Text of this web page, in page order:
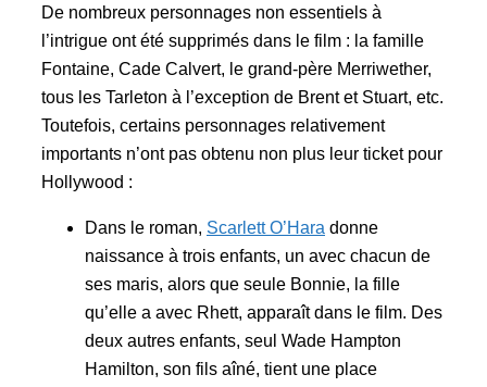
De nombreux personnages non essentiels à
l’intrigue ont été supprimés dans le film : la famille
Fontaine, Cade Calvert, le grand-père Merriwether,
tous les Tarleton à l’exception de Brent et Stuart, etc.
Toutefois, certains personnages relativement
importants n’ont pas obtenu non plus leur ticket pour
Hollywood :
Dans le roman, Scarlett O’Hara donne
naissance à trois enfants, un avec chacun de
ses maris, alors que seule Bonnie, la fille
qu’elle a avec Rhett, apparaît dans le film. Des
deux autres enfants, seul Wade Hampton
Hamilton, son fils aîné, tient une place